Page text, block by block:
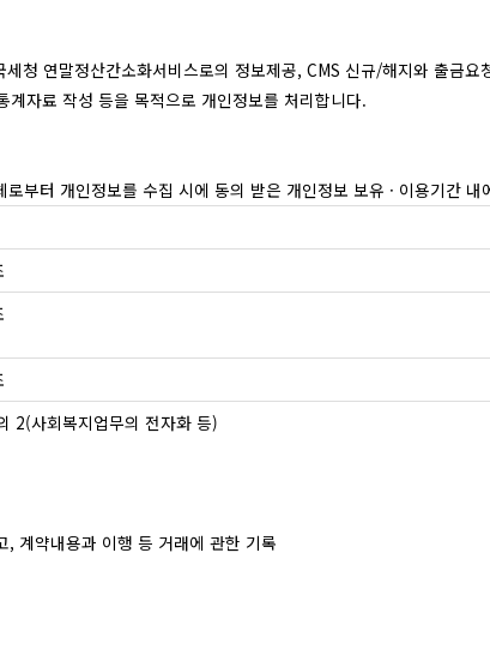
청 연말정산간소화서비스로의 정보제공, CMS 신규/해지와 출금
자료 작성 등을 목적으로 개인정보를 처리합니다.
부터 개인정보를 수집 시에 동의 받은 개인정보 보유 · 이용기간 내
2(사회복지업무의 전자화 등)
계약내용과 이행 등 거래에 관한 기록